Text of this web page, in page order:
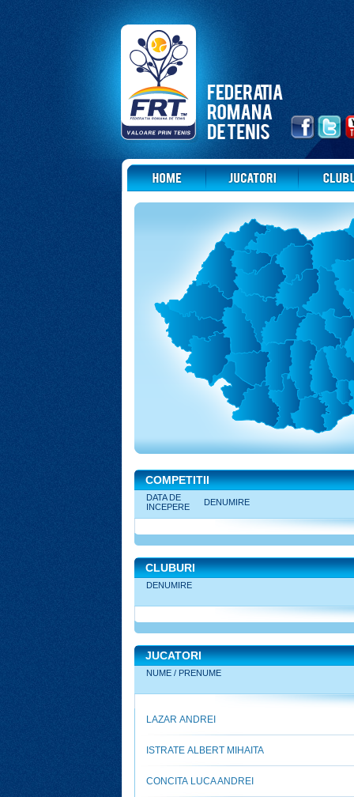
COMPETITII
DATA DE
INCEPERE
DENUMIRE
CLUBURI
DENUMIRE
JUCATORI
NUME / PRENUME
LAZAR ANDREI
ISTRATE ALBERT MIHAITA
CONCITA LUCA ANDREI